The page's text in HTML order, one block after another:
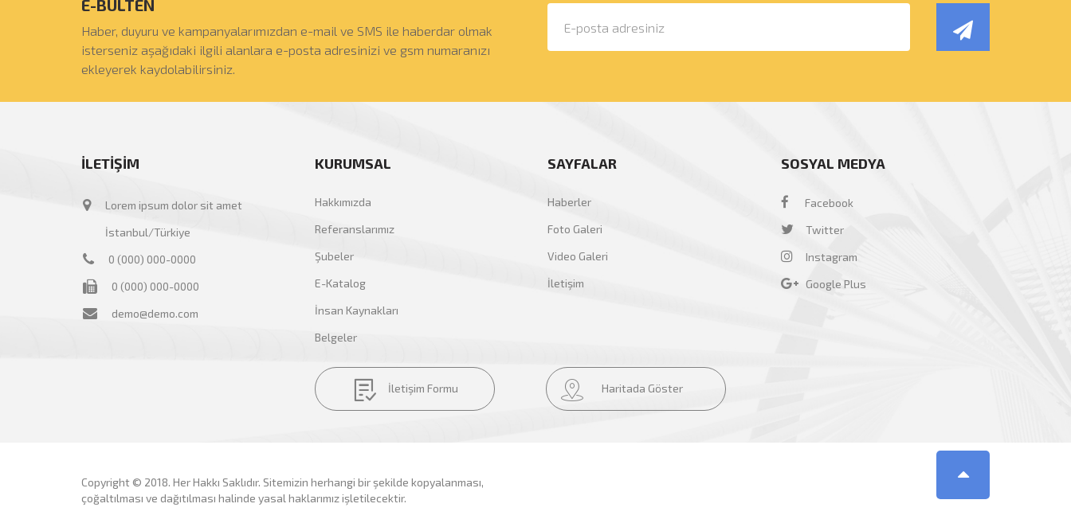
E-BÜLTEN
Haber, duyuru ve kampanyalarımızdan e-mail ve SMS ile haberdar olmak
isterseniz aşağıdaki ilgili alanlara e-posta adresinizi ve gsm numaranızı
ekleyerek kaydolabilirsiniz.
İLETİŞİM
Lorem ipsum dolor sit amet
İstanbul/Türkiye
0 (000) 000-0000
0 (000) 000-0000
demo@demo.com
KURUMSAL
Hakkımızda
Referanslarımız
Şubeler
E-Katalog
İnsan Kaynakları
Belgeler
SAYFALAR
Haberler
Foto Galeri
Video Galeri
İletişim
SOSYAL MEDYA
Facebook
Twitter
Instagram
Google Plus
İletişim Formu Haritada Göster
Copyright © 2018. Her Hakkı Saklıdır. Sitemizin herhangi bir şekilde kopyalanması,
çoğaltılması ve dağıtılması halinde yasal haklarımız işletilecektir.